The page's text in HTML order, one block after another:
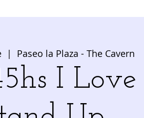
  |
Paseo la Plaza - The Cavern
I Love